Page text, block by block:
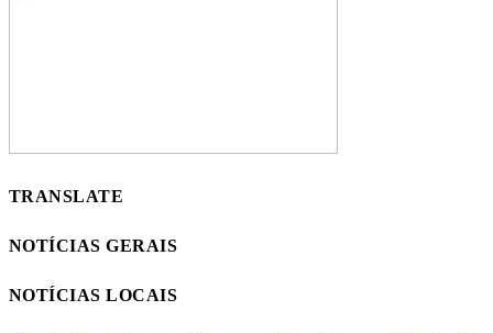
TRANSLATE
NOTÍCIAS GERAIS
NOTÍCIAS LOCAIS